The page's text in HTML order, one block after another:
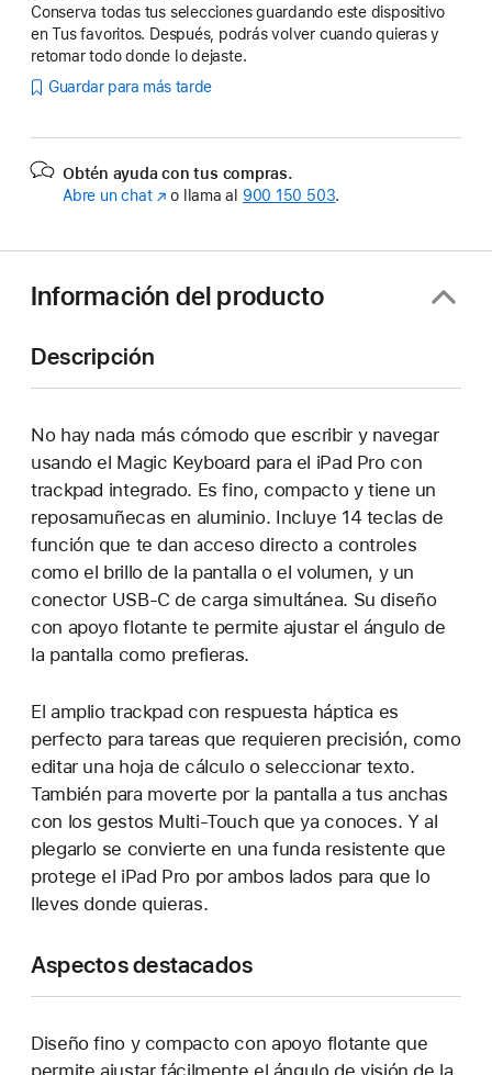
Conserva todas tus selecciones guardando este dispositivo
en Tus favoritos. Después, podrás volver cuando quieras y
retomar todo donde lo dejaste.
Guardar para más tarde
Obtén ayuda con tus compras.
Abre un chat(Se
ventana
nueva)
o llama al 900 150 503.
Información del producto
Descripción
No hay nada más cómodo que escribir y navegar
usando el Magic Keyboard para el iPad Pro con
trackpad integrado. Es fino, compacto y tiene un
reposamuñecas en aluminio. Incluye 14 teclas de
función que te dan acceso directo a controles
como el brillo de la pantalla o el volumen, y un
conector USB‑C de carga simultánea. Su diseño
con apoyo flotante te permite ajustar el ángulo de
la pantalla como prefieras.
El amplio trackpad con respuesta háptica es
perfecto para tareas que requieren precisión, como
editar una hoja de cálculo o seleccionar texto.
También para moverte por la pantalla a tus anchas
con los gestos Multi‑Touch que ya conoces. Y al
plegarlo se convierte en una funda resistente que
protege el iPad Pro por ambos lados para que lo
lleves donde quieras.
Aspectos destacados
Diseño fino y compacto con apoyo flotante que
permite ajustar fácilmente el ángulo de visión de la